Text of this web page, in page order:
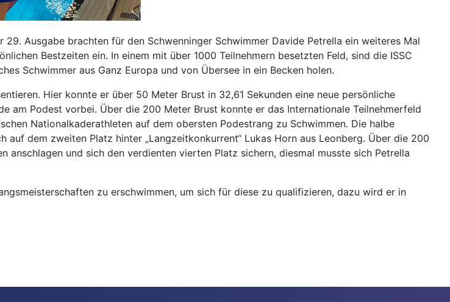
Ausgabe brachten für den Schwenninger Schwimmer Davide Petrella ein weiteres Mal
Bestzeiten ein. In einem mit über 1000 Teilnehmern besetzten Feld, sind die ISSC
Schwimmer aus Ganz Europa und von Übersee in ein Becken holen.
Hier konnte er über 50 Meter Brust in 32,61 Sekunden eine neue persönliche
am Podest vorbei. Über die 200 Meter Brust konnte er das Internationale Teilnehmerfeld
Nationalkaderathleten auf dem obersten Podestrang zu Schwimmen. Die halbe
dem zweiten Platz hinter „Langzeitkonkurrent“ Lukas Horn aus Leonberg. Über die 200
und sich den verdienten vierten Platz sichern, diesmal musste sich Petrella
zu erschwimmen, um sich für diese zu qualifizieren, dazu wird er in